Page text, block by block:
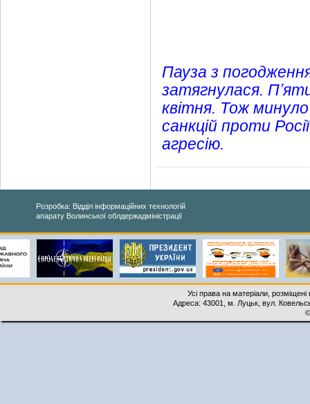
Пауза з
затягнулася.
квітня. Тож
санкцій проти
агресію.
Розробка: Відділ інформаційних технологій
апарату Волинської облдержадміністрації
Усі права на матеріали,
Адреса: 43001, м. Луцьк, вул.